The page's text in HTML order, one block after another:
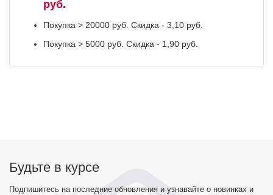
руб.
Покупка > 20000 руб. Скидка - 3,10 руб.
Покупка > 5000 руб. Скидка - 1,90 руб.
Будьте в курсе
Подпишитесь на последние обновления и узнавайте о новинках и